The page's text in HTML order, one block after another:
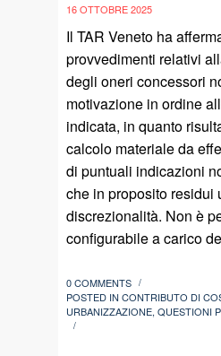
16 OTTOBRE 2025
Il TAR Veneto ha
provvedimenti relativi
degli oneri concessori
motivazione in ordine
indicata, in quanto
calcolo materiale da
di puntuali indicazioni
che in proposito residui
discrezionalità. Non è
configurabile a carico
0 COMMENTS /
POSTED IN CONTRIBUTO DI
URBANIZZAZIONE, QUESTIONI
/